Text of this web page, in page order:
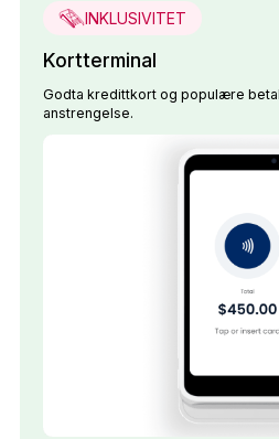
INKLUSIVITET
Kortterminal
Godta kredittkort og populære
anstrengelse.